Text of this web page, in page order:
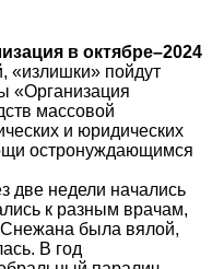
в октябре–2024
«излишки» пойдут
«Организация
массовой
и юридических
остронуждающимся
две недели начались
к разным врачам,
Снежана была вялой,
В год